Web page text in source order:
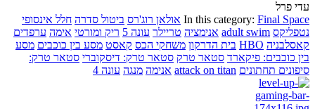
עדי פרל
In this category: Final Space אולאן רוג'רס ביטול סדרה חלל אינסופי
נטפליקס adult swim אנימציה טריילר עונה 5 ריק ומורטי אימה ערפדים
קאסלבניה HBO בית הדרקון משחקי הכס קאסט מסע בין כוכבים מסע
בין כוכבים: פיקארד סטאר טרק סטאר טרק: דיסקוברי סטאר טרק:
סיפונים תחתונים attack on titan אנימה מנגה עונה 4